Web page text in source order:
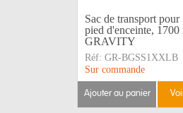
Sac de transport pour
pied d'enceinte, 1700
GRAVITY
Réf: GR-BGSS1XXLB
Sur commande
ajouter au panier